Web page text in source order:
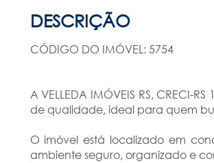
DESCRIÇÃO
CÓDIGO DO IMÓVEL: 5754
A VELLEDA IMÓVEIS RS,
de qualidade, ideal para quem
O imóvel está localizado em
ambiente seguro, organizado e